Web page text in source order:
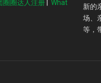
圈圈达人注册
What
新的
场、
等，